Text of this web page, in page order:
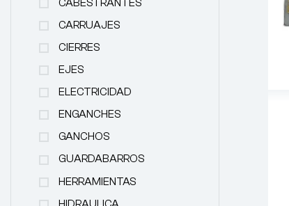
CABESTRANTES
CARRUAJES
CIERRES
EJES
ELECTRICIDAD
ENGANCHES
GANCHOS
GUARDABARROS
HERRAMIENTAS